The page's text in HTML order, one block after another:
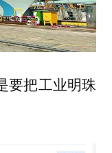
要把工业明珠